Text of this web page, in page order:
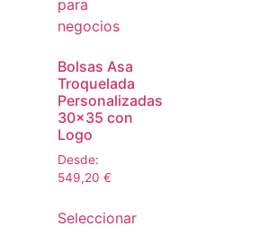
Bolsas Asa
Troquelada
Personalizadas
30×35 con
Logo
Desde:
549,20 €
Seleccionar